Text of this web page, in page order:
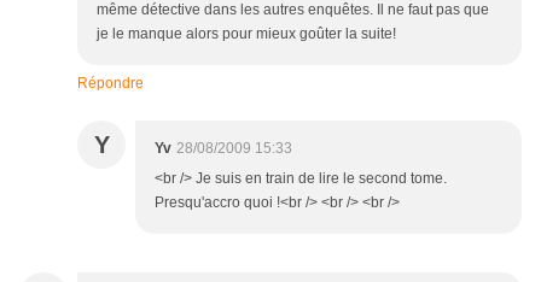
même détective dans les autres enquêtes. Il ne faut pas que
je le manque alors pour mieux goûter la suite!
Répondre
Y Yv 28/08/2009 15:33
<br /> Je suis en train de lire le second tome.
Presqu'accro quoi !<br /> <br /> <br />